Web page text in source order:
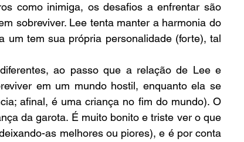
como inimiga, os desafios a enfrentar são
sobreviver. Lee tenta manter a harmonia do
um tem sua própria personalidade (forte), tal
ao passo que a relação de Lee e
em um mundo hostil, enquanto ela se
afinal, é uma criança no fim do mundo). O
da garota. É muito bonito e triste ver o que
as melhores ou piores), e é por conta